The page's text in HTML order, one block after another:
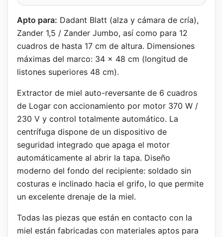
Apto para: Dadant Blatt (alza y cámara de cría),
Zander 1,5 / Zander Jumbo, así como para 12
cuadros de hasta 17 cm de altura. Dimensiones
máximas del marco: 34 x 48 cm (longitud de
listones superiores 48 cm).
Extractor de miel auto-reversante de 6 cuadros
de Logar con accionamiento por motor 370 W /
230 V y control totalmente automático. La
centrífuga dispone de un dispositivo de
seguridad integrado que apaga el motor
automáticamente al abrir la tapa. Diseño
moderno del fondo del recipiente: soldado sin
costuras e inclinado hacia el grifo, lo que permite
un excelente drenaje de la miel.
Todas las piezas que están en contacto con la
miel están fabricadas con materiales aptos para